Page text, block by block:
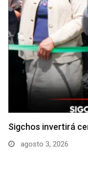
Sigchos invertirá
agosto 3, 2026